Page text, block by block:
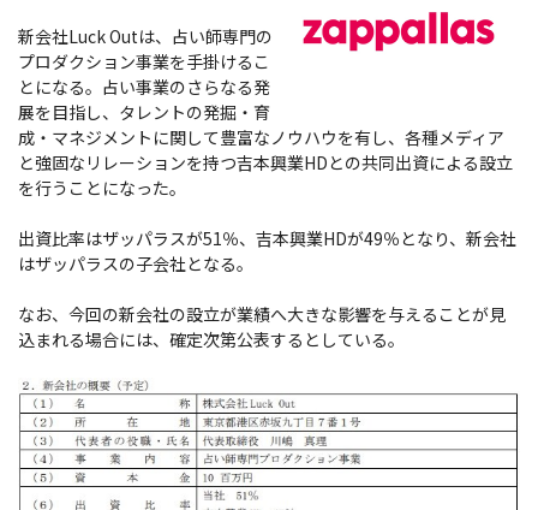
新会社Luck Outは、占い師専門の
プロダクション事業を手掛けるこ
とになる。占い事業のさらなる発
展を目指し、タレントの発掘・育
成・マネジメントに関して豊富なノウハウを有し、各種メディア
と強固なリレーションを持つ吉本興業HDとの共同出資による設立
を行うことになった。
出資比率はザッパラスが51％、吉本興業HDが49％となり、新会社
はザッパラスの子会社となる。
なお、今回の新会社の設立が業績へ大きな影響を与えることが見
込まれる場合には、確定次第公表するとしている。